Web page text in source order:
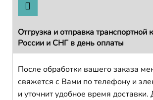
Отгрузка и отправка транспортной
России и СНГ в день оплаты
После обработки вашего заказа
свяжется с Вами по телефону и
и уточнит удобное время доставки.